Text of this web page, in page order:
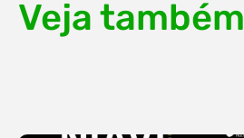
Veja também